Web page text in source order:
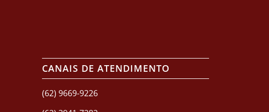
CANAIS DE ATENDIMENTO
(62) 9669-9226